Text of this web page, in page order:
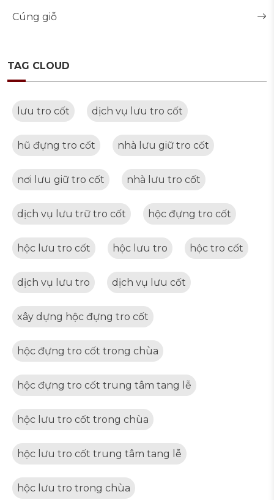
Cúng giỗ
TAG CLOUD
lưu tro cốt dịch vụ lưu tro cốt
hũ đựng tro cốt nhà lưu giữ tro cốt
nơi lưu giữ tro cốt nhà lưu tro cốt
dịch vụ lưu trữ tro cốt hộc đựng tro cốt
hộc lưu tro cốt hộc lưu tro hộc tro cốt
dịch vụ lưu tro dịch vụ lưu cốt
xây dựng hộc đựng tro cốt
hộc đựng tro cốt trong chùa
hộc đựng tro cốt trung tâm tang lễ
hộc lưu tro cốt trong chùa
hộc lưu tro cốt trung tâm tang lễ
hộc lưu tro trong chùa